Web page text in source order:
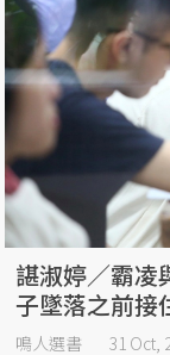
諶淑婷／霸凌
子墜落之前接
鳴人選書 31 Oct,